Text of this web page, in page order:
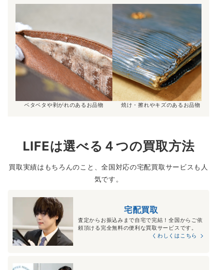
ベタベタや剥がれのあるお品物 焼け・擦れやキズのあるお品物
LIFEは選べる４つの買取方法
買取実績はもちろんのこと、全国対応の宅配買取サービスも人
気です。
宅配買取
査定からお振込みまで自宅で完結！全国からご依
頼頂ける完全無料の便利な買取サービスです。
くわしくはこちら